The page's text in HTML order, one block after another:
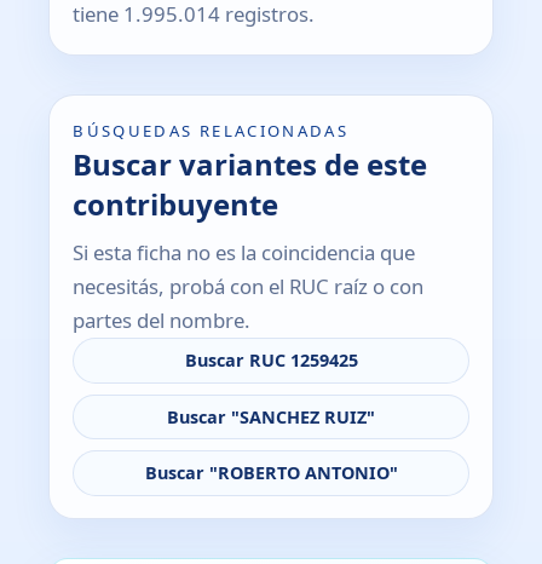
tiene 1.995.014 registros.
BÚSQUEDAS RELACIONADAS
Buscar variantes de este
contribuyente
Si esta ficha no es la coincidencia que
necesitás, probá con el RUC raíz o con
partes del nombre.
Buscar RUC 1259425
Buscar "SANCHEZ RUIZ"
Buscar "ROBERTO ANTONIO"